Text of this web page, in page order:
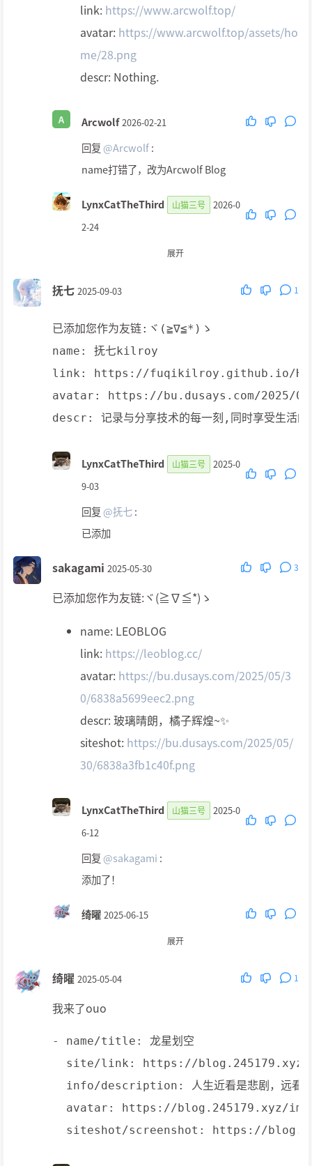
link: https://www.arcwolf.top/
avatar: https://www.arcwolf.top/assets/ho
me/28.png
descr: Nothing.
Arcwolf 2026-02-21
回复 @Arcwolf:
name打错了，改为Arcwolf Blog
LynxCatTheThird 山猫三号
2026-0
2-24
展开
抚七 2025-09-03 1
已添加您作为友链:ヾ(≧∇≦*)ゝ
name: 抚七kilroy
link: https://fuqikilroy.github.io/
avatar: https://bu.dusays.com/2025/
LynxCatTheThird 山猫三号
2025-0
9-03
回复 @抚七:
已添加
sakagami 2025-05-30 3
已添加您作为友链:ヾ(≧∇≦*)ゝ
name: LEOBLOG
link: https://leoblog.cc/
avatar: https://bu.dusays.com/2025/05/3
0/6838a5699eec2.png
descr: 玻璃晴朗，橘子辉煌~✨
siteshot: https://bu.dusays.com/2025/05/
30/6838a3fb1c40f.png
LynxCatTheThird 山猫三号
2025-0
6-12
回复 @sakagami :
添加了！
绮曜 2025-06-15
@LynxCatTheThird
回复 @绮曜:
啊，可能是我一不小心删掉了……
展开
绮曜 2025-05-04 1
我来了ouo
- name/title: 龙星划空
  site/link: https://blog.245179.xyz/
info/description: 人生近看是悲剧，远看
avatar: https://blog.245179.xyz/